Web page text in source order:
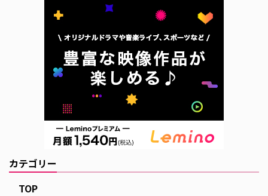
組「SBS人気歌謡」の後、今をと
カテゴリー
TOP